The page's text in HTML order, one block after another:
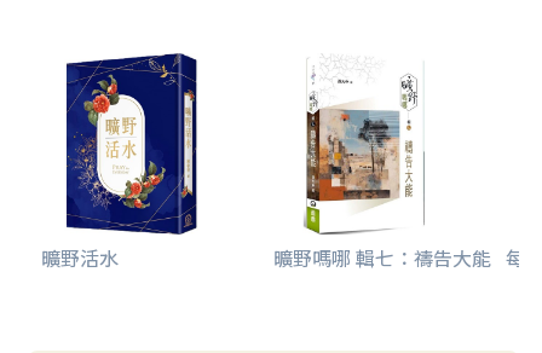
曠野活水 曠野嗎哪 輯七：禱告大能 每